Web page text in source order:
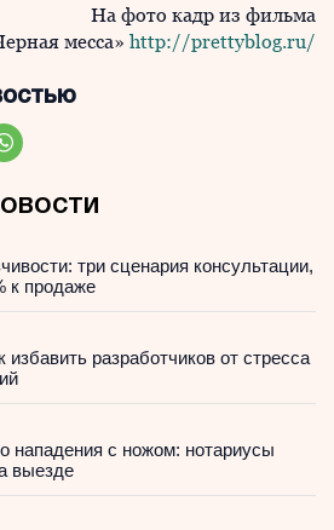
На фото кадр из фильма
месса» http://prettyblog.ru/
три сценария консультации,
к продаже
избавить разработчиков от стресса
нападения с ножом: нотариусы
выезде